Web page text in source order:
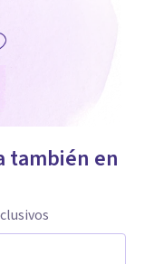
también en